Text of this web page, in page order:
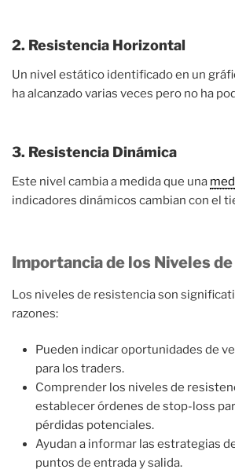
2. Resistencia Horizontal
Un nivel estático identificado en un
ha alcanzado varias veces pero no ha
3. Resistencia Dinámica
Este nivel cambia a medida que una
indicadores dinámicos cambian con el
Importancia de los Niveles
Los niveles de resistencia son
razones:
Pueden indicar oportunidades de
para los traders.
Comprender los niveles de
establecer órdenes de stop-loss
pérdidas potenciales.
Ayudan a informar las estrategias
puntos de entrada y salida.